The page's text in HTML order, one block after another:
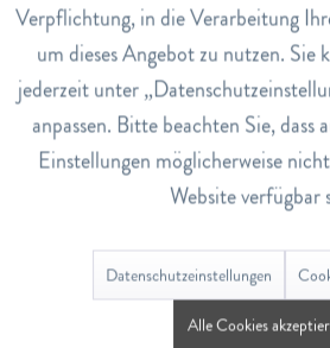
Hinweis: Dieser Beitrag dient der
ersetzt keine ärztliche Beratung. Wenn
verspüren, wenden Sie sich bitte an eine
medizinische Fachperson. Bei Fragen
Abderhalden Drogerie AG
Verpflichtung, in die Verarbeitung
um dieses Angebot zu nutzen. Sie
jederzeit unter
anpassen. Bitte beachten Sie,
Einstellungen möglicherweise
Website verfügbar
Datenschutzeinstellungen
Alle Cookies